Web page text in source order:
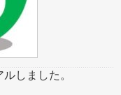
しました。